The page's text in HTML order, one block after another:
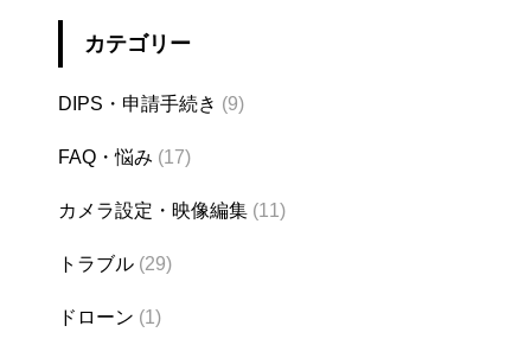
カテゴリー
DIPS・申請手続き (9)
FAQ・悩み (17)
カメラ設定・映像編集 (11)
トラブル (29)
ドローン (1)